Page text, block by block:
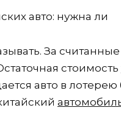
За
стоимость
авто в лотерею